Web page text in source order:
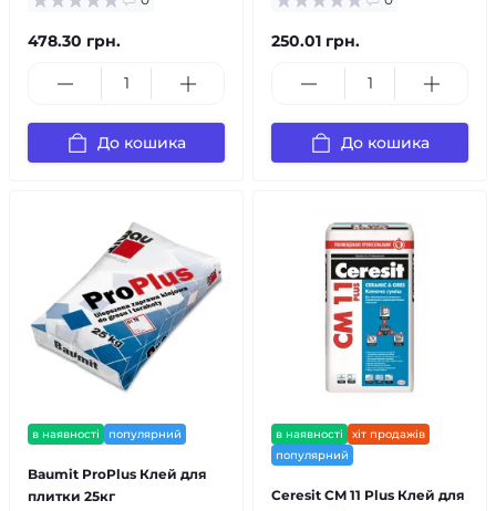
478.30 грн.
До кошика
250.01 грн.
До кошика
в наявності популярний
Baumit ProPlus Клей для
плитки 25кг
в наявності
хіт продажів
популярний
Ceresit CM 11 Plus Клей для